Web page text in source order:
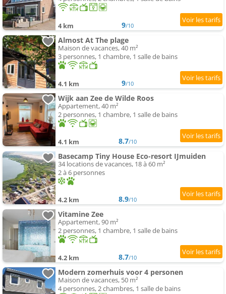
4 km 9/10
Almost At The plage
Maison de vacances, 40 m²
3 personnes, 1 chambre, 1 salle de bains
4.1 km 9/10
Wijk aan Zee de Wilde Roos
Appartement, 40 m²
2 personnes, 1 chambre, 1 salle de bains
4.1 km 8.7/10
Basecamp Tiny House Eco-resort IJmuiden
34 locations de vacances, 18 à 60 m²
2 à 6 personnes
4.2 km 8.9/10
Vitamine Zee
Appartement, 90 m²
2 personnes, 1 chambre, 1 salle de bains
4.2 km 8.7/10
Modern zomerhuis voor 4 personen
Maison de vacances, 50 m²
4 personnes, 2 chambres, 1 salle de bains